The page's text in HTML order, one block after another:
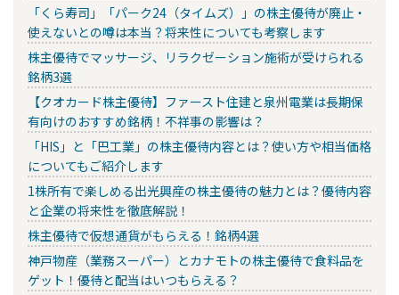
「くら寿司」「パーク24（タイムズ）」の株主優待が廃止・
使えないとの噂は本当？将来性についても考察します
株主優待でマッサージ、リラクゼーション施術が受けられる
銘柄3選
【クオカード株主優待】ファースト住建と泉州電業は長期保
有向けのおすすめ銘柄！不祥事の影響は？
「HIS」と「巴工業」の株主優待内容とは？使い方や相当価格
についてもご紹介します
1株所有で楽しめる出光興産の株主優待の魅力とは？優待内容
と企業の将来性を徹底解説！
株主優待で仮想通貨がもらえる！銘柄4選
神戸物産（業務スーパー）とカナモトの株主優待で食料品を
ゲット！優待と配当はいつもらえる？